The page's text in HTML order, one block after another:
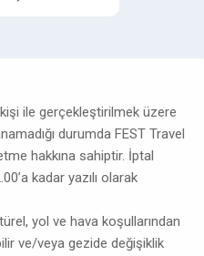
ile gerçekleştirilmek üzere
durumda FEST Travel
hakkına sahiptir. İptal
kadar yazılı olarak
yol ve hava koşullarından
ve/veya gezide değişiklik